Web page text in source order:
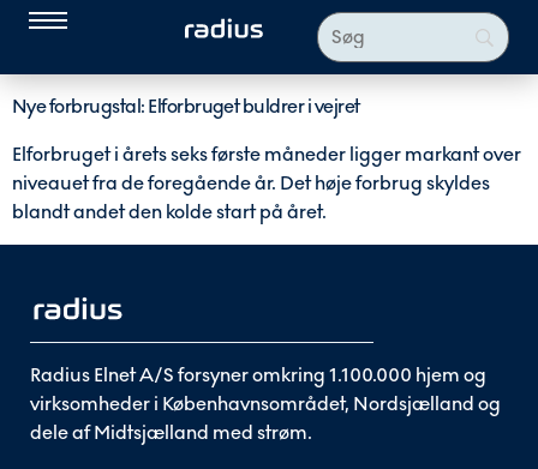
Nye forbrugstal: Elforbruget buldrer i vejret
Elforbruget i årets seks første måneder ligger markant over
niveauet fra de foregående år. Det høje forbrug skyldes
blandt andet den kolde start på året.
Radius Elnet A/S forsyner omkring 1.100.000 hjem og
virksomheder i Københavnsområdet, Nordsjælland og
dele af Midtsjælland med strøm.